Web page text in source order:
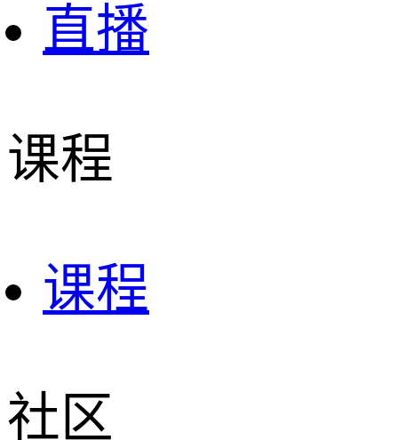
直播
课程
课程
社区